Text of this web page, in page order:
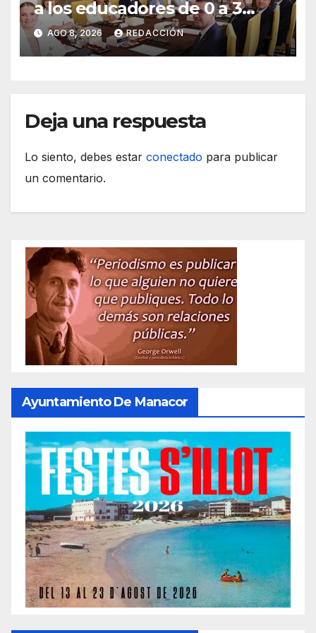
a los educadores de 0 a 3
años y pagará sus nóminas
AGO 8, 2026 REDACCIÓN
Deja una respuesta
Lo siento, debes estar conectado para publicar
un comentario.
Ayuntamiento De Manacor